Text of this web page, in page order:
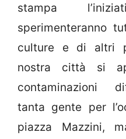
stampa
sperimenteranno
culture e di altri
nostra città si
contaminazioni
tanta gente per
piazza Mazzini,